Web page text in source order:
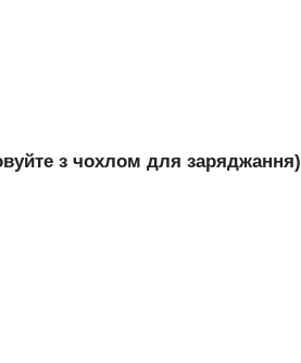
з чохлом для заряджання)